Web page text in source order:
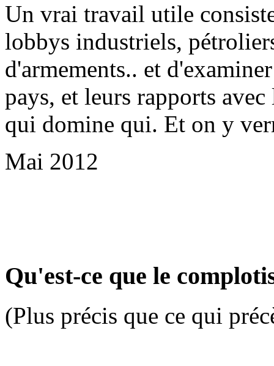
Un vrai travail utile
lobbys industriels,
d'armements.. et
pays, et leurs rapports
qui domine qui. Et on y
Mai 2012
Qu'est-ce que le
(Plus précis que ce qui